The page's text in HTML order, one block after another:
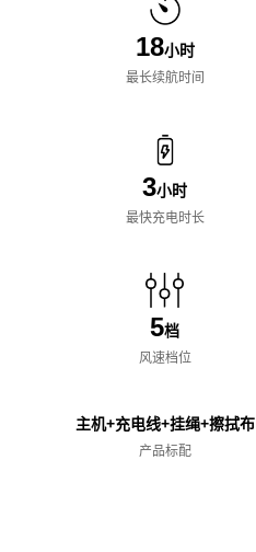
18小时
最长续航时间
3小时
最快充电时长
5档
风速档位
主机+充电线+挂绳+擦拭布
产品标配